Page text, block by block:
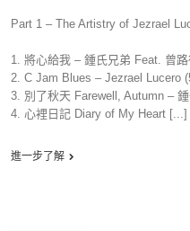
Part 1 – The Artistry of Jezrael
1. 將心給我 – 鍾氏兄弟 Feat. 曾
2. C Jam Blues – Jezrael Lucero
3. 別了秋天 Farewell, Autumn –
4. 心裡日記 Diary of My Heart [...]
進一步了解